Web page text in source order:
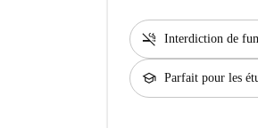
smoke_free Interdiction de
school Parfait pour les